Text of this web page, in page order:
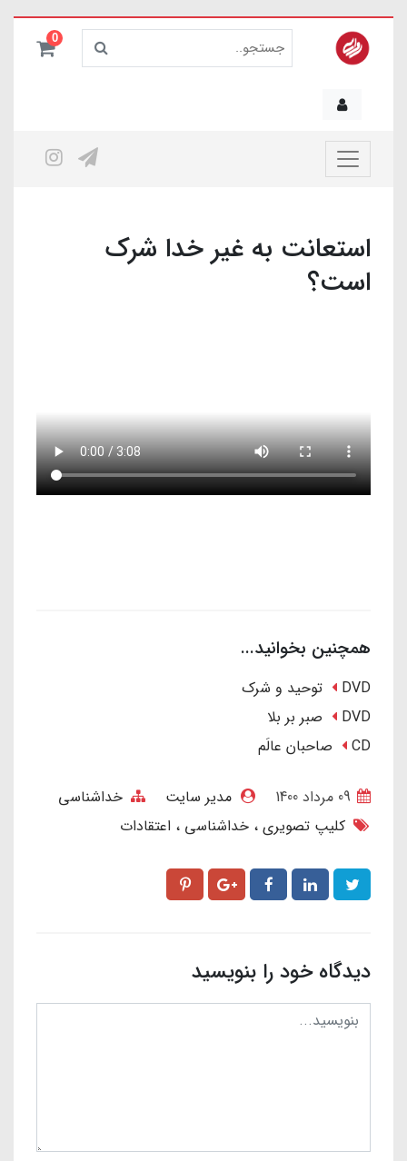
0
استعانت به غیر خدا شرک
است؟
همچنین بخوانید...
DVD توحید و شرک
DVD صبر بر بلا
CD صاحبان عالَم
مدیر سایت
خداشناسی
کلیپ تصویری خداشناسی اعتقادات
دیدگاه خود را بنویسید